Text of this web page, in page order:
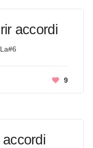
accordi
9